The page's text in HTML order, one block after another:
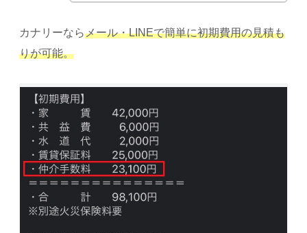
カナリーならメール・LINEで簡単に初期費用の見積も
りが可能。